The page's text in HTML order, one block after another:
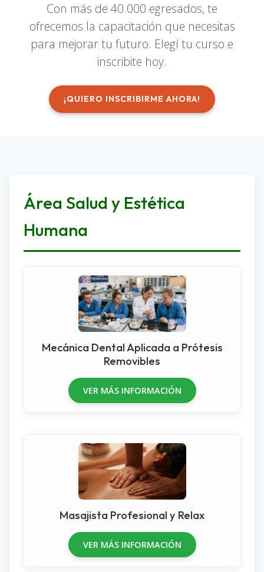
Con más de 40.000 egresados, te
ofrecemos la capacitación que necesitas
para mejorar tu futuro. Elegí tu curso e
inscribite hoy.
¡QUIERO INSCRIBIRME AHORA!
Área Salud y Estética
Humana
Mecánica Dental Aplicada a Prótesis
Removibles
VER MÁS INFORMACIÓN
Masajista Profesional y Relax
VER MÁS INFORMACIÓN